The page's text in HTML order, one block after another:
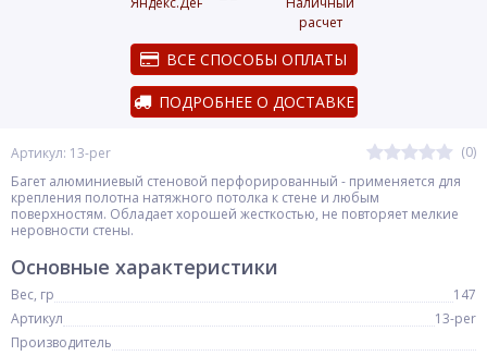
Артикул: 13-per
(0)
Багет алюминиевый стеновой перфорированный - применяется для
крепления полотна натяжного потолка к стене и любым
поверхностям. Обладает хорошей жесткостью, не повторяет мелкие
неровности стены.
ВСЕ СПОСОБЫ ОПЛАТЫ
ПОДРОБНЕЕ О ДОСТАВКЕ
Основные характеристики
Вес, гр
147
Артикул
13-per
Производитель